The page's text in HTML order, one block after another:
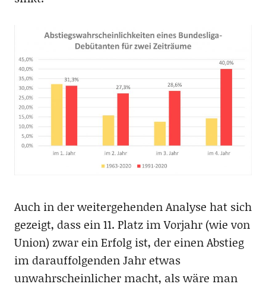
Auch in der weitergehenden Analyse hat sich
gezeigt, dass ein 11. Platz im Vorjahr (wie von
Union) zwar ein Erfolg ist, der einen Abstieg
im darauffolgenden Jahr etwas
unwahrscheinlicher macht, als wäre man